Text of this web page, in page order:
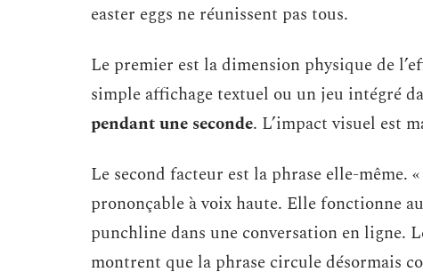
easter eggs ne réunissent pas tous.
Le premier est la dimension physique de
simple affichage textuel ou un jeu intégré
pendant une seconde. L’impact visuel est
Le second facteur est la phrase elle-même.
prononçable à voix haute. Elle fonctionne
punchline dans une conversation en ligne.
montrent que la phrase circule désormais